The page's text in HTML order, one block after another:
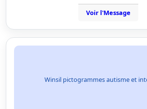
Voir l'Message
Winsil pictogrammes autisme et